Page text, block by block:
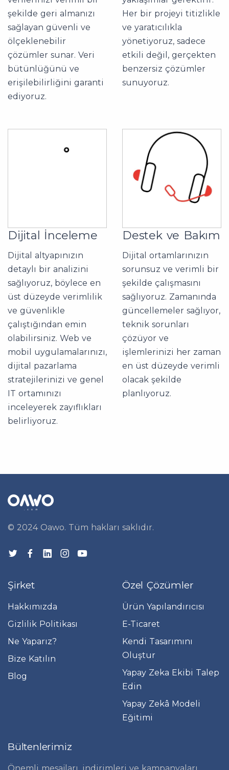
şekilde geri almanızı
sağlayan güvenli ve
ölçeklenebilir
çözümler sunar. Veri
bütünlüğünü ve
erişilebilirliğini garanti
ediyoruz.
Her bir projeyi titizlikle
ve yaratıcılıkla
yönetiyoruz, sadece
etkili değil, gerçekten
benzersiz çözümler
sunuyoruz.
Dijital İnceleme
Dijital altyapınızın
detaylı bir analizini
sağlıyoruz, böylece en
üst düzeyde verimlilik
ve güvenlikle
çalıştığından emin
olabilirsiniz. Web ve
mobil uygulamalarınızı,
dijital pazarlama
stratejilerinizi ve genel
IT ortamınızı
inceleyerek zayıflıkları
belirliyoruz.
Destek ve Bakım
Dijital ortamlarınızın
sorunsuz ve verimli bir
şekilde çalışmasını
sağlıyoruz. Zamanında
güncellemeler sağlıyor,
teknik sorunları
çözüyor ve
işlemlerinizi her zaman
en üst düzeyde verimli
olacak şekilde
planlıyoruz.
© 2024 Oawo. Tüm hakları saklıdır.
Şirket
Hakkımızda
Gizlilik Politikası
Ne Yaparız?
Bize Katılın
Blog
Özel Çözümler
Ürün Yapılandırıcısı
E-Ticaret
Kendi Tasarımını
Oluştur
Yapay Zeka Ekibi Talep
Edin
Yapay Zekâ Modeli
Eğitimi
Bültenlerimiz